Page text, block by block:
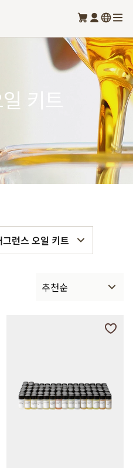
키트
그런스 오일 키트
추천순